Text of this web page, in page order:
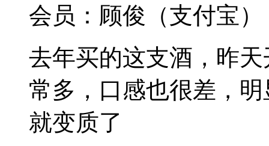
会员：顾俊（支付宝）
去年买的这支酒，昨
常多，口感也很差，
就变质了